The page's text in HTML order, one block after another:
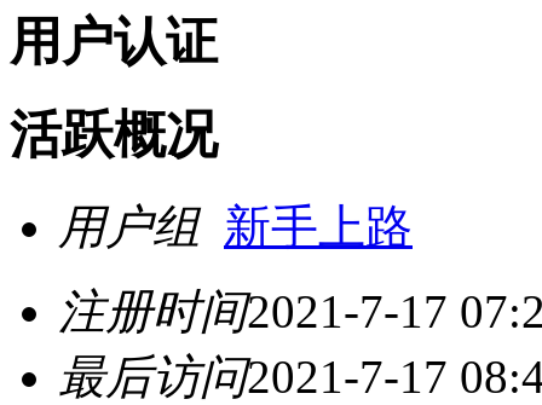
用户认证
活跃概况
用户组 新手上路
注册时间2021-7-17
最后访问2021-7-17